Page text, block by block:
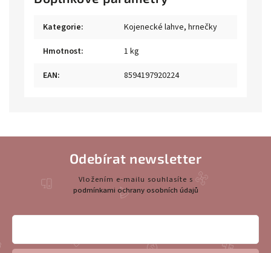
Kategorie:
Kojenecké lahve, hrnečky
Hmotnost:
1 kg
EAN: 8594197920224
Odebírat newsletter
Vložením e-mailu souhlasíte s
podmínkami ochrany osobních údajů